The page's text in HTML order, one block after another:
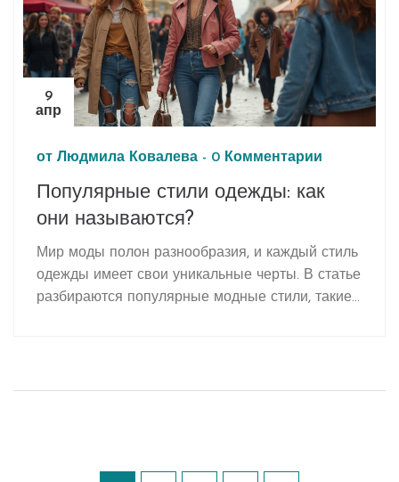
9
апр
от Людмила Ковалева - 0 Комментарии
Популярные стили одежды: как
они называются?
Мир моды полон разнообразия, и каждый стиль
одежды имеет свои уникальные черты. В статье
разбираются популярные модные стили, такие